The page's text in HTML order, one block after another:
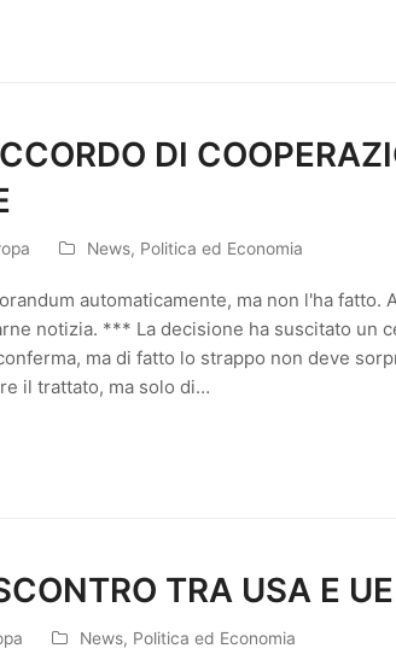
DI
News, Politica ed Economia
automaticamente, ma non l'ha fatto.
notizia. *** La decisione ha suscitato un
ma di fatto lo strappo non deve
il trattato, ma solo di…
TRA USA E UE
News, Politica ed Economia